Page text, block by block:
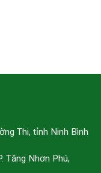
Thi, tỉnh Ninh Bình
Tăng Nhơn Phú,